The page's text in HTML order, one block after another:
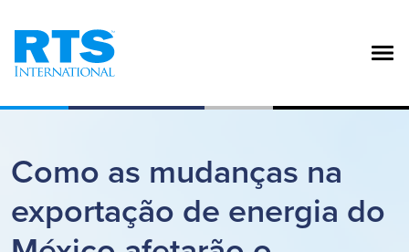
Como as mudanças na
exportação de energia do